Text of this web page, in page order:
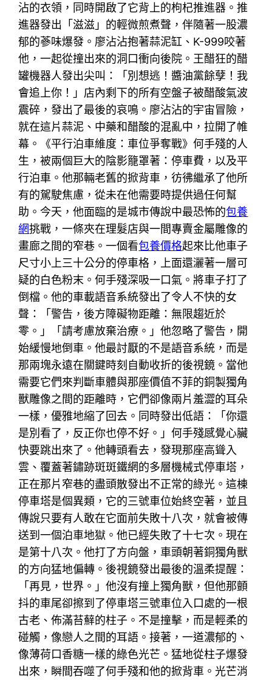
沾的衣領，同時開啟了它背上的枸杞推進器。推
進器發出「滋滋」的輕微煎煮聲，伴隨著一股濃
郁的蔘味爆發。廖沾沾抱著蒜泥缸、K-999咬著
他，一起從撞出來的洞口衝向後院。王醋狂的醋
罐機器人發出尖叫：「別想逃！醬油黨餘孽！我
會追上你！」店內剩下的所有空盤子被醋酸氣波
震碎，發出了最後的哀鳴。廖沾沾的宇宙冒險，
就在這片蒜泥、中藥和醋酸的混亂中，拉開了帷
幕。《平行泊車維度：車位爭奪戰》何手殘的人
生，被兩個巨大的陰影籠罩著：停車費，以及平
行泊車。他那輛老舊的掀背車，彷彿繼承了他所
有的駕駛焦慮，從未在他需要時提供過任何幫
助。今天，他面臨的是城市傳說中最恐怖的包養
網挑戰，一條夾在理髮店與一間專賣金屬雕像的
畫廊之間的窄巷。一個看包養價格起來比他車子
尺寸小上三十公分的停車格，上面還灑著一層可
疑的白色粉末。何手殘深吸一口氣。將車子打了
倒檔。他的車載語音系統發出了令人不快的女
聲：「警告，後方障礙物距離：無限趨近於
零。」「請考慮放棄治療。」他忽略了警告，開
始緩慢地倒車。他最討厭的不是語音系統，而是
那兩塊永遠在關鍵時刻自動收折的後視鏡。當他
需要它們來判斷車體與那座價值不菲的銅製獨角
獸雕像之間的距離時，它們卻像兩片羞澀的耳朵
一樣，優雅地縮了回去。同時發出低語：「你還
是別看了，反正你也停不好。」何手殘感覺心臟
快要跳出來了。他轉頭看去，發現那座高聳入
雲、覆蓋著鏽跡斑斑鐵網的多層機械式停車塔，
正在那片窄巷的盡頭散發出不正常的綠光。這棟
停車塔是個異類，它的三號車位始終空著，並且
傳說只要有人敢在它面前失敗十八次，就會被傳
送到一個泊車地獄。他已經失敗了十七次。現在
是第十八次。他打了方向盤，車頭朝著銅獨角獸
的方向猛地偏轉。後視鏡發出最後的溫柔提醒：
「再見，世界。」他沒有撞上獨角獸，但他那顫
抖的車尾卻擦到了停車塔三號車位入口處的一根
古老、佈滿苔蘚的柱子。不是撞擊，而是輕柔的
碰觸，像戀人之間的耳語。接著，一道濃郁的、
像薄荷口香糖一樣的綠色光芒。猛地從柱子爆發
出來，瞬間吞噬了何手殘和他的掀背車。光芒消